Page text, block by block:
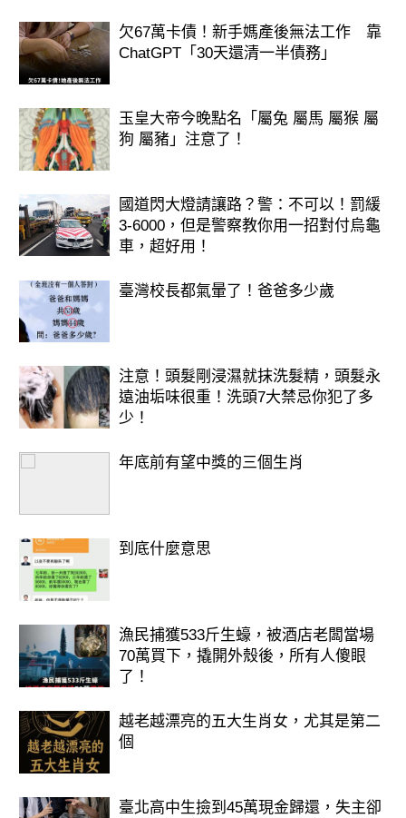
你是一個 勇敢、直接、充滿活力 的
人。你喜歡刺激和冒險，不害怕表達自
己的想法。你充滿自信，勇於追求夢
想，就像酸味糖一樣，帶給人意想不到
的驚喜和活力。
欠67萬卡債！新手媽產後無法工作 靠
ChatGPT「30天還清一半債務」
玉皇大帝今晚點名「屬兔 屬馬 屬猴 屬
狗 屬豬」注意了！
國道閃大燈請讓路？警：不可以！罰緩
3-6000，但是警察教你用一招對付烏龜
車，超好用！
臺灣校長都氣暈了！爸爸多少歲
注意！頭髮剛浸濕就抹洗髮精，頭髮永
遠油垢味很重！洗頭7大禁忌你犯了多
少！
年底前有望中獎的三個生肖
到底什麼意思
漁民捕獲533斤生蠔，被酒店老闆當場
70萬買下，撬開外殼後，所有人傻眼
了！
越老越漂亮的五大生肖女，尤其是第二
個
臺北高中生撿到45萬現金歸還，失主卻